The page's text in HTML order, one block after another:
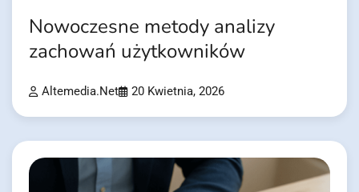
Nowoczesne metody analizy
zachowań użytkowników
Altemedia.net 20 Kwietnia, 2026